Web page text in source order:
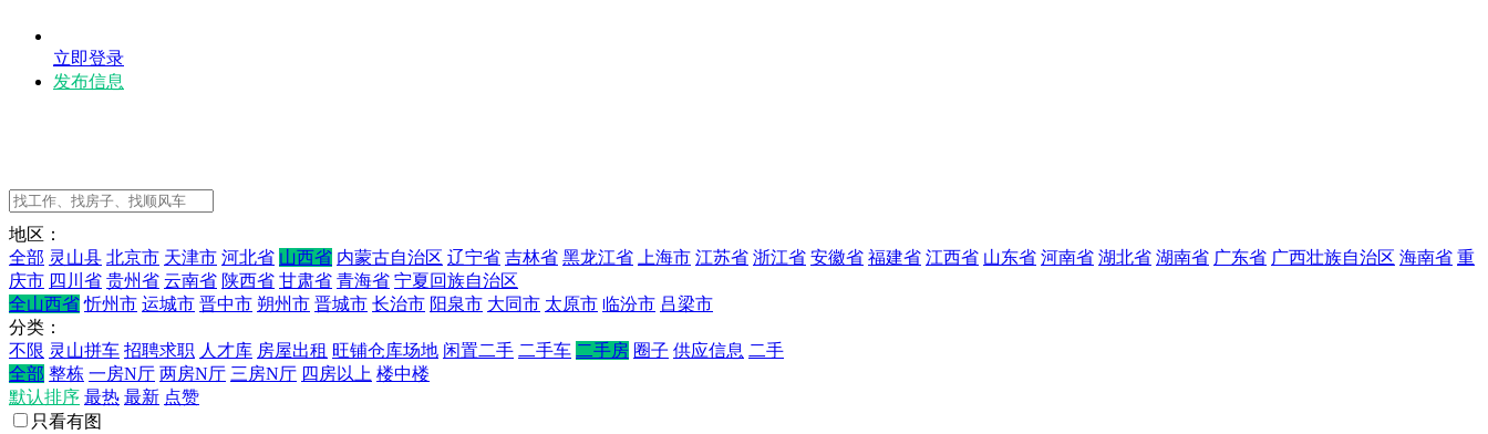
立即登录
发布信息
地区：
全部 灵山县 北京市 天津市 河北省 山西省 内蒙古自治区 辽宁省 吉林省 黑龙江省 上海市 江苏省 浙江省 安徽省 福建省 江西省 山东省 河南省 湖北省 湖南省 广东省 广西壮族自治区 海南省 重
庆市 四川省 贵州省 云南省 陕西省 甘肃省 青海省 宁夏回族自治区
全山西省 忻州市 运城市 晋中市 朔州市 晋城市 长治市 阳泉市 大同市 太原市 临汾市 吕梁市
分类：
不限 灵山拼车 招聘求职 人才库 房屋出租 旺铺仓库场地 闲置二手 二手车 二手房 圈子 供应信息 二手
全部 整栋 一房N厅 两房N厅 三房N厅 四房以上 楼中楼
默认排序 最热 最新 点赞
只看有图